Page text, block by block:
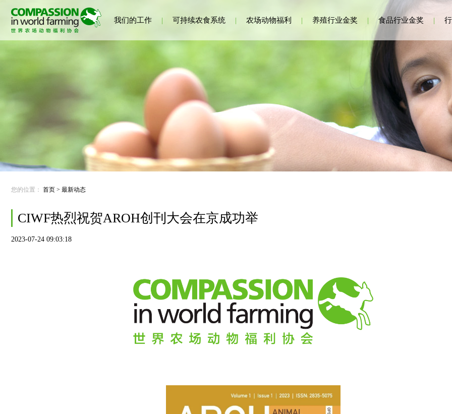
我们的工作 | 可持续农食系统 | 农场动物福利 | 养殖行业金奖 | 食品行业金奖 |
您的位置： 首页 > 最新动态
CIWF热烈祝贺AROH创刊大会在京成功举
2023-07-24 09:03:18